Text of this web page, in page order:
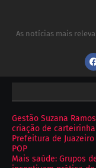
As notícias mais
Gestão Suzana
criação de
Prefeitura de
POP
Mais saúde: Grupos